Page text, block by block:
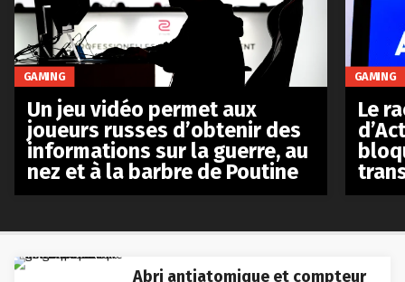
Abri antiatomique et compteur
GAMING
Un jeu vidéo permet aux
joueurs russes d’obtenir des
informations sur la guerre, au
nez et à la barbre de Poutine
GAMING
Le